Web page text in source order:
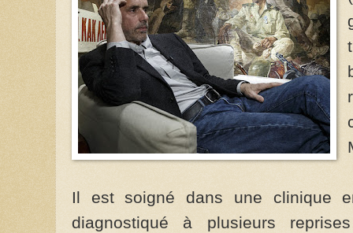
Il est soigné dans une clinique
diagnostiqué à plusieurs